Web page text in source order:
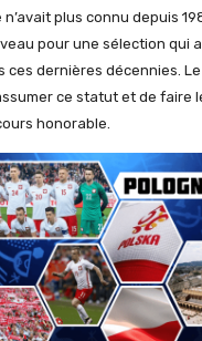
n’avait plus connu depuis
pour une sélection qui
ces dernières décennies.
ce statut et de faire
honorable.